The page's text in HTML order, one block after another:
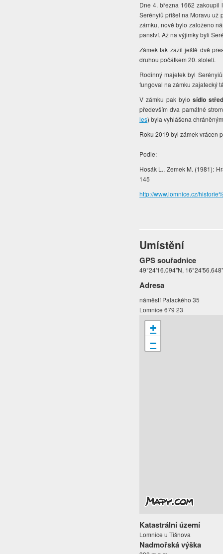
Dne 4. března 1662 zakoupil
Serényiů přišel na Moravu už
zámku, nově bylo založeno
panství. Až na výjimky byli
Zámek tak zažil ještě dvě
druhou počátkem 20. století.
Rodinný majetek byl
fungoval na zámku zajatecký
V zámku pak bylo sídlo
především dva památné
les) byla vyhlášena
Roku 2019 byl zámek vrácen
Podle:
Hosák L., Zemek M. (1981):
145
http://www.lomnice.cz/
Umístění
GPS souřadnice
49°24'16.094"N,
Adresa
náměstí Palackého 35
Lomnice 679 23
+
−
Katastrální území
Lomnice u Tišnova
Nadmořská výška